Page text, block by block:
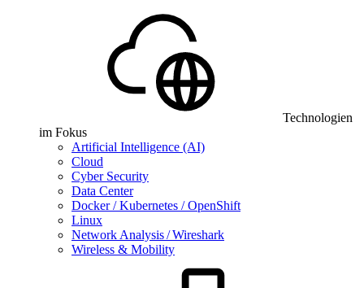
Technologien
im Fokus
Artificial Intelligence (AI)
Cloud
Cyber Security
Data Center
Docker / Kubernetes / OpenShift
Linux
Network Analysis / Wireshark
Wireless & Mobility